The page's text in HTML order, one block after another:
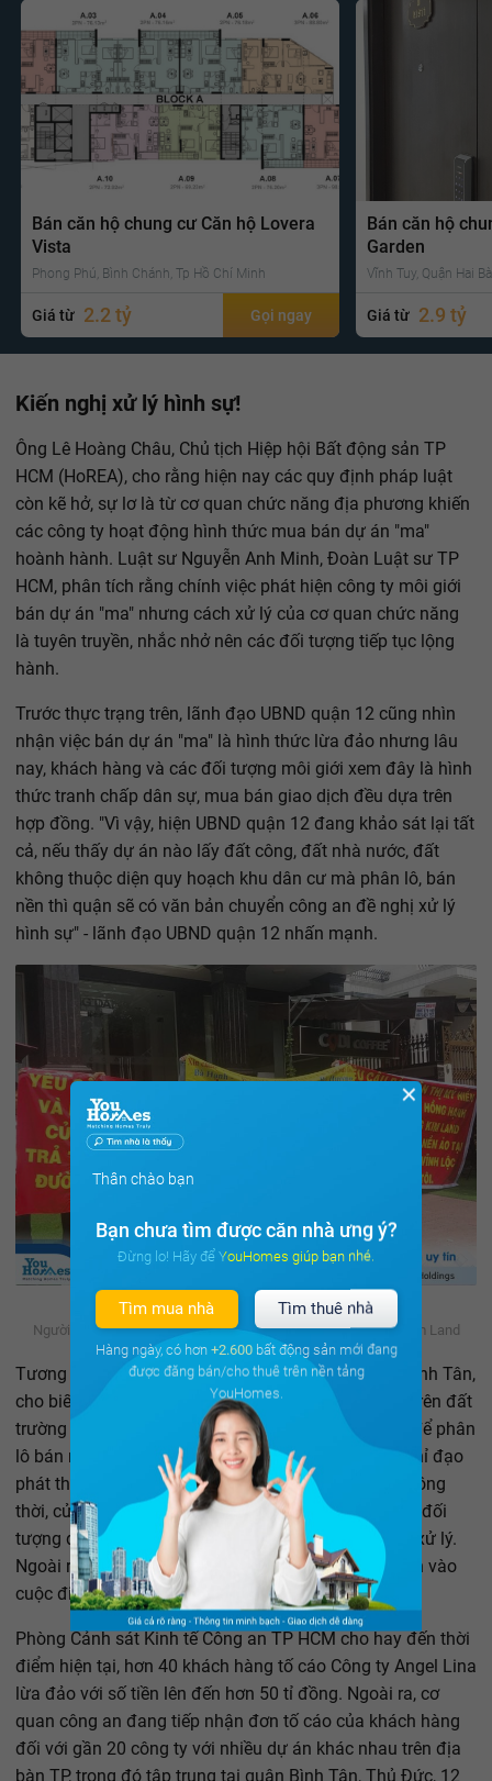
Bán căn hộ chung cư Căn hộ Lovera
Vista
Phong Phú, Bình Chánh, Tp Hồ Chí Minh
Giá từ 2.2 tỷ Gọi ngay
Bán căn hộ
Garden
Vĩnh Tuy, Quận Hai
Giá từ 2.9 tỷ
Kiến nghị xử lý hình sự!
Ông Lê Hoàng Châu, Chủ tịch Hiệp hội Bất động sản TP
HCM (HoREA), cho rằng hiện nay các quy định pháp luật
còn kẽ hở, sự lơ là từ cơ quan chức năng địa phương khiến
các công ty hoạt động hình thức mua bán dự án "ma"
hoành hành. Luật sư Nguyễn Anh Minh, Đoàn Luật sư TP
HCM, phân tích rằng chính việc phát hiện công ty môi giới
bán dự án "ma" nhưng cách xử lý của cơ quan chức năng
là tuyên truyền, nhắc nhở nên các đối tượng tiếp tục lộng
hành.
Trước thực trạng trên, lãnh đạo UBND quận 12 cũng nhìn
nhận việc bán dự án "ma" là hình thức lừa đảo nhưng lâu
nay, khách hàng và các đối tượng môi giới xem đây là hình
thức tranh chấp dân sự, mua bán giao dịch đều dựa trên
hợp đồng. "Vì vậy, hiện UBND quận 12 đang khảo sát lại tất
cả, nếu thấy dự án nào lấy đất công, đất nhà nước, đất
không thuộc diện quy hoạch khu dân cư mà phân lô, bán
nền thì quận sẽ có văn bản chuyển công an đề nghị xử lý
hình sự" - lãnh đạo UBND quận 12 nhấn mạnh.
Người dân căng băng rôn biểu tình trước của công ty Hoàng Kim Land
Tương tự, ông Lê Văn Thinh, Chủ tịch UBND quận Bình Tân,
cho biết các công ty liều lĩnh đến mức tự lập dự án trên đất
trường học, đường dự phóng, công viên cây xanh… để phân
lô bán nền. "Trước thực trạng này, chúng tôi đã có chỉ đạo
phát thông báo, cắm cọc để người dân cảnh giác. Đồng
thời, cử cán bộ kiểm tra thường xuyên nếu phát hiện đối
tượng đập bỏ bảng hiệu, xịt sơn thì sẽ có biện pháp xử lý.
Ngoài ra, UBND quận đã có văn bản đề nghị công an vào
cuộc điều tra xử lý hình sự" - ông Thinh nêu.
Phòng Cảnh sát Kinh tế Công an TP HCM cho hay đến thời
điểm hiện tại, hơn 40 khách hàng tố cáo Công ty Angel Lina
lừa đảo với số tiền lên đến hơn 50 tỉ đồng. Ngoài ra, cơ
quan công an đang tiếp nhận đơn tố cáo của khách hàng
đối với gần 20 công ty với nhiều dự án khác nhau trên địa
bàn TP, trong đó tập trung tại quận Bình Tân, Thủ Đức, 12
✕
Thân chào bạn
Bạn chưa tìm được căn nhà ưng ý?
Đừng lo! Hãy để YouHomes giúp bạn nhé.
Tìm mua nhà Tìm thuê nhà
Hàng ngày, có hơn +2.600bất động sản mới đang
được đăng bán/cho thuê trên nền tảng
YouHomes.